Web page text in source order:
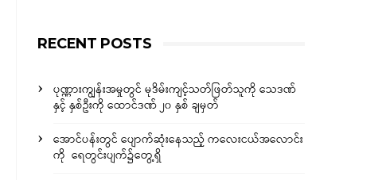
RECENT POSTS
ပုဏ္ဏားကျွန်းအမှုတွင် မုဒိမ်းကျင့်သတ်ဖြတ်သူကို သေဒဏ်
နှင့် နှစ်ဦးကို ထောင်ဒဏ် ၂၀ နှစ် ချမှတ်
အောင်ပန်းတွင် ပျောက်ဆုံးနေသည့် ကလေးငယ်အလောင်း
ကို ရေတွင်းပျက်၌တွေ့ရှိ